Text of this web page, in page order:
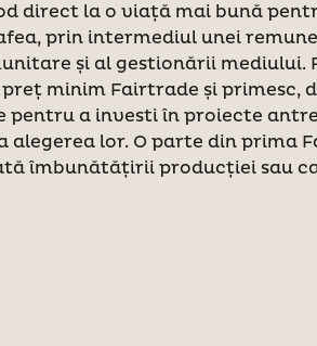
direct la o viață mai bună
prin intermediul unei
și al gestionării mediului.
minim Fairtrade și primesc,
pentru a investi în proiecte
alegerea lor. O parte din prima
îmbunătățirii producției sau